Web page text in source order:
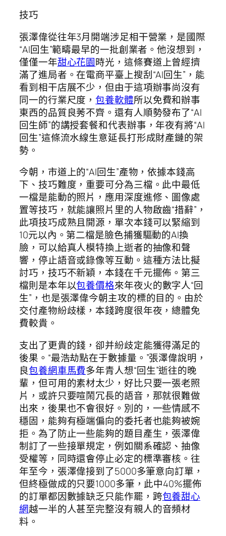
技巧
張澤偉從往年3月開端涉足相干營業，是國際
“AI回生”範疇最早的一批創業者。他沒想到，
僅僅一年甜心花園時光，這條賽道上曾經擠
滿了進局者。在電商平臺上搜刮“AI回生”，能
看到相干店展不少，但由于這項辦事尚沒有
同一的行業尺度，包養軟體所以免費和辦事
東西的品質良莠不齊。還有人順勢發布了“AI
回生師”的講授套餐和代表辦事，年夜有將“AI
回生”這條流水線生意延長打形成財產鏈的架
勢。
今朝，市道上的“AI回生”產物，依據本錢高
下、技巧難度，重要可分為三檔。此中最低
一檔是能動的照片，應用深度進修、圖像處
置等技巧，就能讓照片里的人物啟齒“措辭”，
此項技巧成熟且開源，單次本錢可以緊縮到
10元以內。第二檔是臉色捕獲驅動的AI換
臉，可以給真人模特換上逝者的抽像和聲
響，停止語音或錄像等互動。這種方法比擬
討巧，技巧不新穎，本錢在千元擺佈。第三
檔則是本年以包養價格來年夜火的數字人“回
生”，也是張澤偉今朝主攻的標的目的。由於
交付產物紛歧樣，本錢跨度很年夜，總體免
費較貴。
支出了更貴的錢，卻并紛歧定能獲得滿足的
後果。“最浩劫點在于數據量。”張澤偉說明，
良包養網車馬費多年青人想“回生”逝往的晚
輩，但可用的素材太少，好比只要一張老照
片，或許只要喧鬧冗長的語音，那就很難做
出來，後果也不會很好。別的，一些情感不
穩固，能夠有極端偏向的委托者也能夠被婉
拒。為了防止一些能夠的題目產生，張澤偉
制訂了一些接單規定，例如關系確認、抽像
受權等，同時還會停止必定的標準審核。往
年至今，張澤偉接到了5000多筆意向訂單，
但終極做成的只要1000多筆，此中40%擺佈
的訂單都因數據缺乏只能作罷，跨包養甜心
網越一半的人甚至完整沒有親人的音頻材
料。